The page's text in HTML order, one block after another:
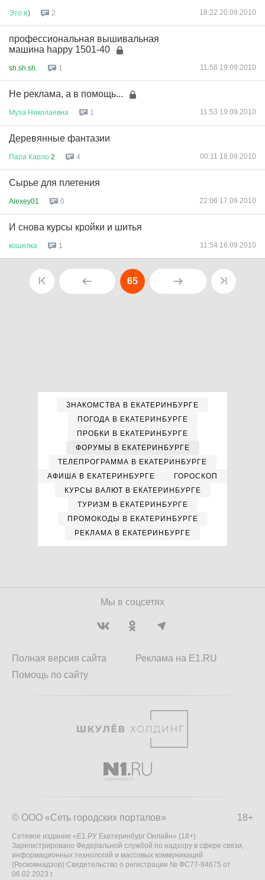
Это я) 2 18:22 20.09.2010
профессиональная вышивальная
машина happy 1501-40
sh.sh.sh. 1 11:58 19.09.2010
Не реклама, а в помощь...
Муза Николаевна 1 11:53 19.09.2010
Деревянные фантазии
Папа Карло 2 4 00:11 18.09.2010
Сырье для плетения
Alexey01 0 22:06 17.09.2010
И снова курсы кройки и шитья
кошелка 1 11:54 16.09.2010
65
ЗНАКОМСТВА В ЕКАТЕРИНБУРГЕ
ПОГОДА В ЕКАТЕРИНБУРГЕ
ПРОБКИ В ЕКАТЕРИНБУРГЕ
ФОРУМЫ В ЕКАТЕРИНБУРГЕ
ТЕЛЕПРОГРАММА В ЕКАТЕРИНБУРГЕ
АФИША В ЕКАТЕРИНБУРГЕ
ГОРОСКОП
КУРСЫ ВАЛЮТ В ЕКАТЕРИНБУРГЕ
ТУРИЗМ В ЕКАТЕРИНБУРГЕ
ПРОМОКОДЫ В ЕКАТЕРИНБУРГЕ
РЕКЛАМА В ЕКАТЕРИНБУРГЕ
Мы в соцсетях
Полная версия сайта
Помощь по сайту
Реклама на E1.RU
18+
© ООО «Сеть городских порталов»
Сетевое издание «Е1.РУ Екатеринбург Онлайн» (18+)
Зарегистрировано Федеральной службой по надзору в сфере связи,
информационных технологий и массовых коммуникаций
(Роскомнадзор) Свидетельство о регистрации № ФС77-84675 от
06.02.2023 г.